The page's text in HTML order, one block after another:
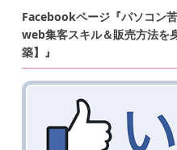
Facebookページ『パソコン
web集客スキル＆販売方法を
築】』